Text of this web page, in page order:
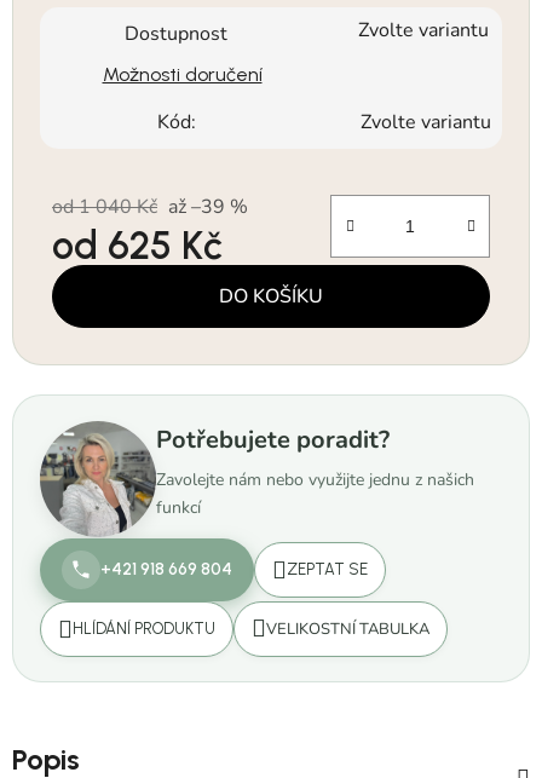
Dostupnost Zvolte variantu
Možnosti doručení
Kód: Zvolte variantu
od 1 040 Kč až –39 %
od 625 Kč
Měrná cena: DO KOŠÍKU
Potřebujete poradit?
Zavolejte nám nebo využijte jednu z našich
funkcí
+421 918 669 804 ZEPTAT SE
HLÍDÁNÍ PRODUKTU VELIKOSTNÍ TABULKA
Popis